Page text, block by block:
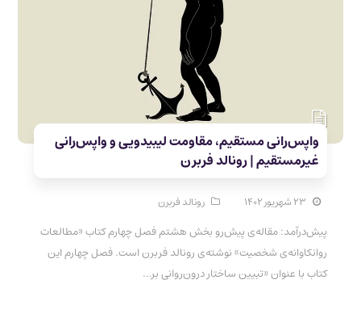
واپس‌رانی مستقیم، مقاومت لیبیدویی و واپس‌رانی
غیرمستقیم | رونالد فربرن
۲۳ شهریور ۱۴۰۲ رونالد فربرن
پیش‌درآمد: مقاله‌ی پیش‌رو بخش هشتم فصل چهارم کتاب «مطالعات
روانکاوانه‌ی شخصیت» نوشته‌ی رونالد فربرن است. فصل چهارم این
کتاب با عنوان «تبیین ساختار درون‌روانی بر…